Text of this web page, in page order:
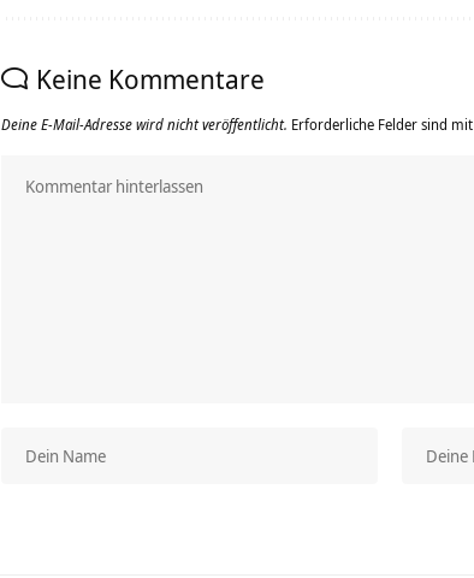
Keine Kommentare
Deine E-Mail-Adresse wird nicht veröffentlicht. Erforderliche Felder sind mit